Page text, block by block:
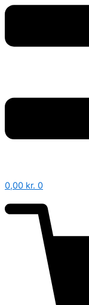
0,00 kr. 0